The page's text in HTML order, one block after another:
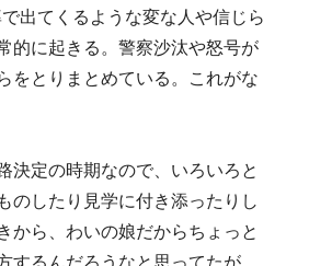
出てくるような変な人や信じら
的に起きる。警察沙汰や怒号が
をとりまとめている。これがな
決定の時期なので、いろいろと
のしたり見学に付き添ったりし
から、わいの娘だからちょっと
するんだろうなと思ってたが、